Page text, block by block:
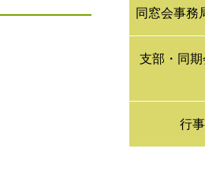
同窓会事務
支部・同
行